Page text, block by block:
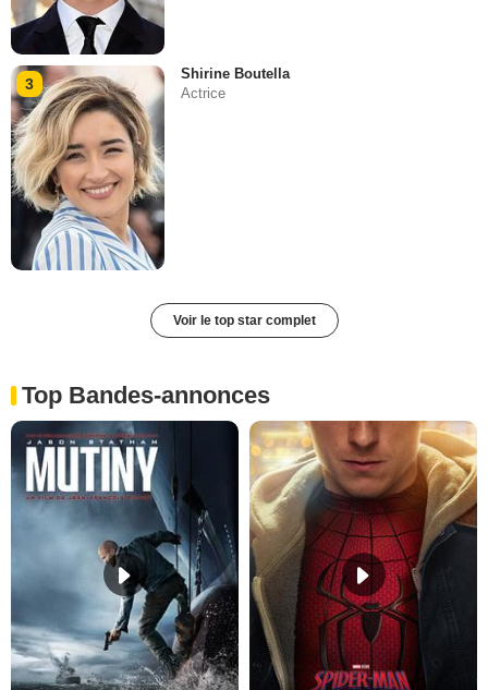
3
Shirine Boutella
Actrice
Voir le top star complet
Top Bandes-annonces